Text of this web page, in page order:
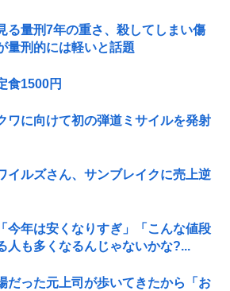
る量刑7年の重さ、殺してしまい傷
量刑的には軽いと話題
食1500円
ワに向けて初の弾道ミサイルを発射
イルズさん、サンブレイクに売上逆
今年は安くなりすぎ」「こんな値段
人も多くなるんじゃないかな?...
だった元上司が歩いてきたから「お